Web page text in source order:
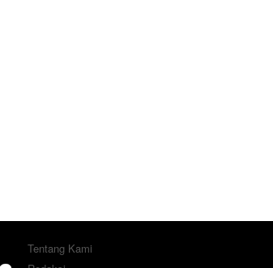
Tentang Kami